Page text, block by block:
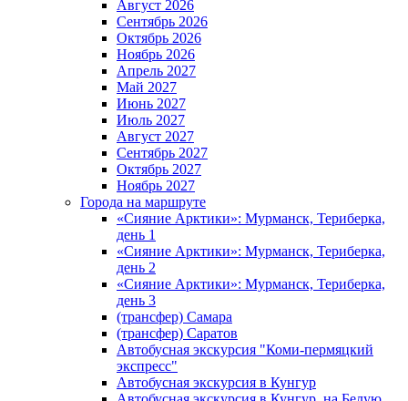
Август 2026
Сентябрь 2026
Октябрь 2026
Ноябрь 2026
Апрель 2027
Май 2027
Июнь 2027
Июль 2027
Август 2027
Сентябрь 2027
Октябрь 2027
Ноябрь 2027
Города на маршруте
«Сияние Арктики»: Мурманск, Териберка,
день 1
«Сияние Арктики»: Мурманск, Териберка,
день 2
«Сияние Арктики»: Мурманск, Териберка,
день 3
(трансфер) Самара
(трансфер) Саратов
Автобусная экскурсия "Коми-пермяцкий
экспресс"
Автобусная экскурсия в Кунгур